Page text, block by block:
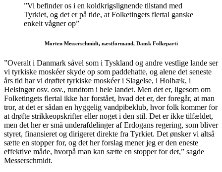
”Vi befinder os i en koldkrigslignende tilstand med
Tyrkiet, og det er på tide, at Folketingets flertal ganske
enkelt vågner op”
Morten Messerschmidt, næstformand, Dansk Folkeparti
”Overalt i Danmark såvel som i Tyskland og andre vestlige lande ser
vi tyrkiske moskéer skyde op som paddehatte, og alene det seneste
års tid har vi drøftet tyrkiske moskéer i Slagelse, i Holbæk, i
Helsingør osv. osv., rundtom i hele landet. Men det er, ligesom om
Folketingets flertal ikke har forstået, hvad det er, der foregår, at man
tror, at det er sådan en hyggelig vandpibeklub, hvor folk kommer for
at drøfte strikkeopskrifter eller noget i den stil. Det er ikke tilfældet,
men det her er små underafdelinger af Erdogans regering, som bliver
styret, finansieret og dirigeret direkte fra Tyrkiet. Det ønsker vi altså
sætte en stopper for, og det her forslag mener jeg er den eneste
effektive måde, hvorpå man kan sætte en stopper for det,” sagde
Messerschmidt.